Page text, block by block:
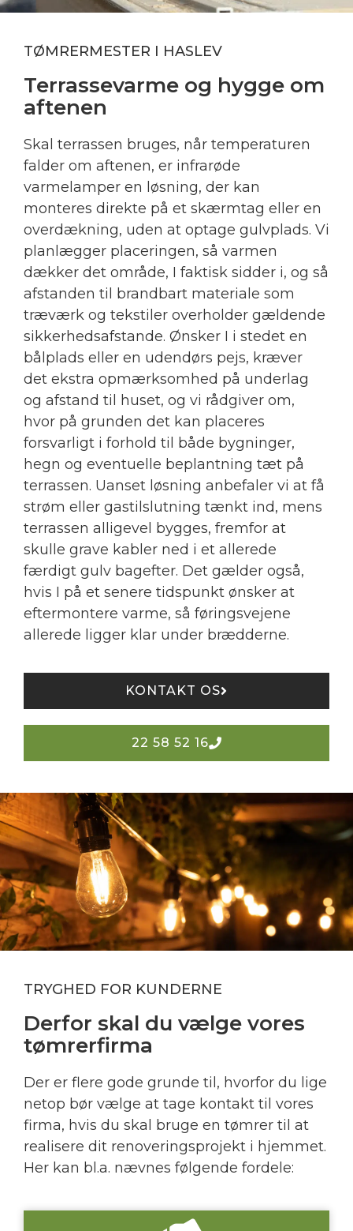
TØMRERMESTER I HASLEV
Terrassevarme og hygge om
aftenen
Skal terrassen bruges, når temperaturen
falder om aftenen, er infrarøde
varmelamper en løsning, der kan
monteres direkte på et skærmtag eller en
overdækning, uden at optage gulvplads. Vi
planlægger placeringen, så varmen
dækker det område, I faktisk sidder i, og så
afstanden til brandbart materiale som
træværk og tekstiler overholder gældende
sikkerhedsafstande. Ønsker I i stedet en
bålplads eller en udendørs pejs, kræver
det ekstra opmærksomhed på underlag
og afstand til huset, og vi rådgiver om,
hvor på grunden det kan placeres
forsvarligt i forhold til både bygninger,
hegn og eventuelle beplantning tæt på
terrassen. Uanset løsning anbefaler vi at få
strøm eller gastilslutning tænkt ind, mens
terrassen alligevel bygges, fremfor at
skulle grave kabler ned i et allerede
færdigt gulv bagefter. Det gælder også,
hvis I på et senere tidspunkt ønsker at
eftermontere varme, så føringsvejene
allerede ligger klar under brædderne.
KONTAKT OS
22 58 52 16
TRYGHED FOR KUNDERNE
Derfor skal du vælge vores
tømrerfirma
​Der er flere gode grunde til, hvorfor du lige
netop bør vælge at tage kontakt til vores
firma, hvis du skal bruge en tømrer til at
realisere dit renoveringsprojekt i hjemmet.
Her kan bl.a. nævnes følgende fordele: